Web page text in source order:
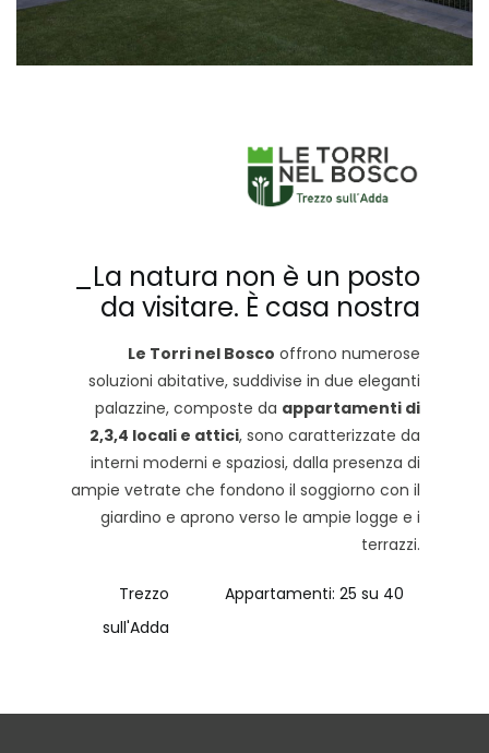
_La natura non è un posto
da visitare. È casa nostra
Le Torri nel Bosco offrono numerose
soluzioni abitative, suddivise in due eleganti
palazzine, composte da appartamenti di
2,3,4 locali e attici, sono caratterizzate da
interni moderni e spaziosi, dalla presenza di
ampie vetrate che fondono il soggiorno con il
giardino e aprono verso le ampie logge e i
terrazzi.
Trezzo
sull'Adda
Appartamenti: 25 su 40